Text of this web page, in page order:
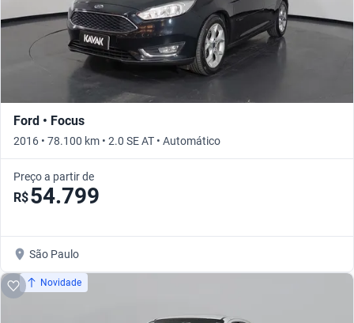
Ford • Focus
2016 • 78.100 km • 2.0 SE AT • Automático
Preço a partir de
R$54.799
São Paulo
Novidade